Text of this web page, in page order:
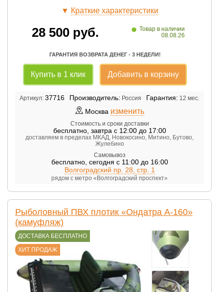
▼ Краткие характеристики
28 500руб. • Товар в наличии
08.08.26
ГАРАНТИЯ ВОЗВРАТА ДЕНЕГ - 3 НЕДЕЛИ!
Купить в 1 клик Добавить в корзину
Артикул: 37716 Производитель: Россия Гарантия: 12 мес.
Москва изменить
Стоимость и сроки доставки
бесплатно, завтра с 12:00 до 17:00
доставляем в пределах МКАД, Новокосино, Митино, Бутово,
Жулебино
Самовывоз
бесплатно, сегодня с 11:00 до 16:00
Волгоградский пр. 28, стр. 1
рядом с метро «Волгоградский проспект»
Рыболовный ПВХ плотик «Ондатра А-160»
(камуфляж)
ДОСТАВКА БЕСПЛАТНО
ХИТ ПРОДАЖ